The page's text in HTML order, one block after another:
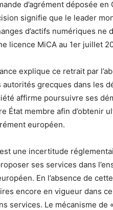
d’agrément déposée en
signifie que le leader
d’actifs numériques ne
licence MiCA au 1er juillet
explique ce retrait par
autorités grecques dans les
affirme poursuivre ses
État membre afin d’obtenir
européen.
une incertitude
ses services dans
En l’absence de
encore en vigueur dans
services. Le mécanisme de